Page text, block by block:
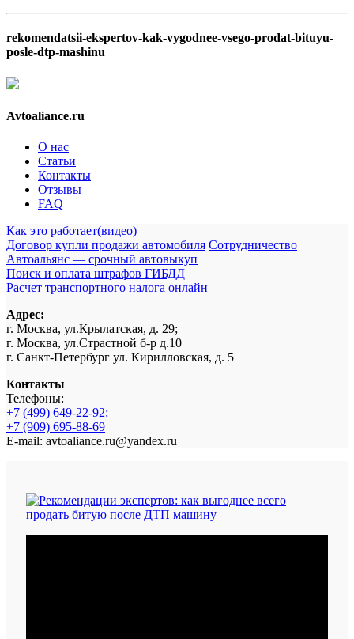
rekomendatsii-ekspertov-kak-vygodnee-vsego-prodat-bituyu-
posle-dtp-mashinu
Avtoaliance.ru
О нас
Статьи
Контакты
Отзывы
FAQ
Как это работает(видео)
Договор купли продажи автомобиля Сотрудничество
Автоальянс — срочный автовыкуп
Поиск и оплата штрафов ГИБДД
Расчет транспортного налога онлайн
Адрес:
г. Москва, ул.Крылатская, д. 29;
г. Москва, ул.Страстной б-р д.10
г. Санкт-Петербург ул. Кирилловская, д. 5
Контакты
Телефоны:
+7 (499) 649-22-92;
+7 (909) 695-88-69
E-mail: avtoaliance.ru@yandex.ru